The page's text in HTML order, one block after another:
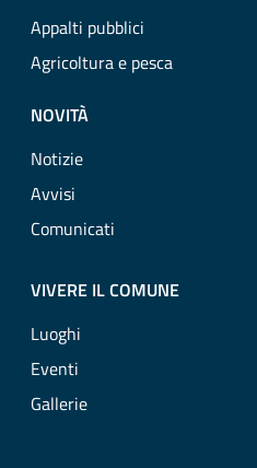
Appalti pubblici
Agricoltura e pesca
NOVITÀ
Notizie
Avvisi
Comunicati
VIVERE IL COMUNE
Luoghi
Eventi
Gallerie